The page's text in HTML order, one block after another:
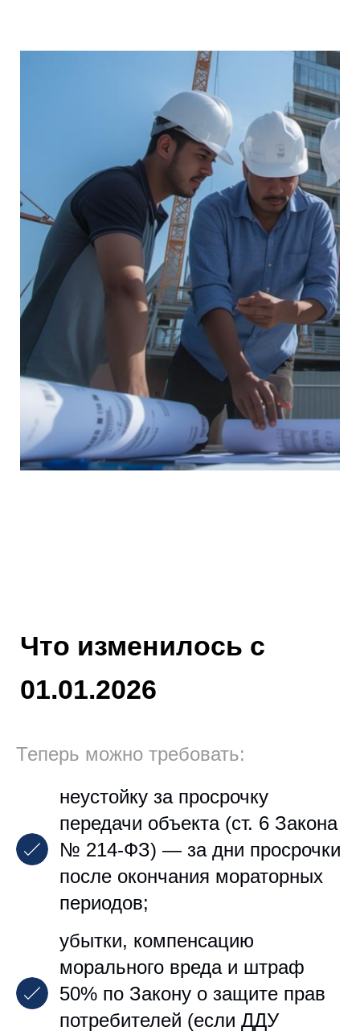
Что изменилось с
01.01.2026
Теперь можно требовать:
неустойку за просрочку
передачи объекта (ст. 6 Закона
№ 214‑ФЗ) — за дни просрочки
после окончания мораторных
периодов;
убытки, компенсацию
морального вреда и штраф
50% по Закону о защите прав
потребителей (если ДДУ